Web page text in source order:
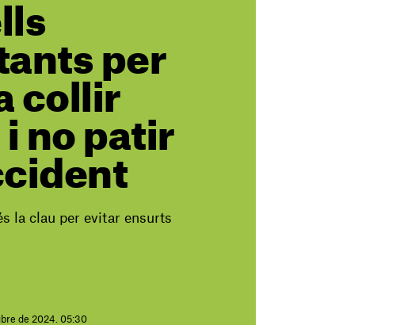
per
collir
i no patir
la clau per evitar ensurts
de 2024. 05:30